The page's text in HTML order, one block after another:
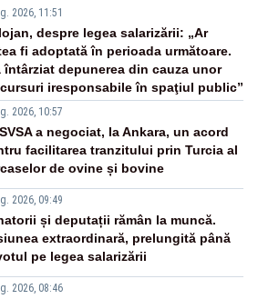
2026, 11:51
despre legea salarizării: „Ar
fi adoptată în perioada următoare.
întârziat depunerea din cauza unor
iresponsabile în spaţiul public”
2026, 10:57
a negociat, la Ankara, un acord
facilitarea tranzitului prin Turcia al
de ovine și bovine
2026, 09:49
și deputații rămân la muncă.
extraordinară, prelungită până
pe legea salarizării
2026, 08:46